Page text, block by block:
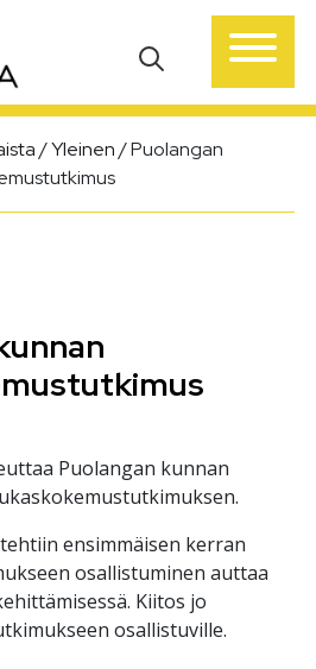
/Yleinen/Puolangan
Puolangan kunnan
ensimmäisen kerran
osallistuminen auttaa
Kiitos jo
osallistuville.